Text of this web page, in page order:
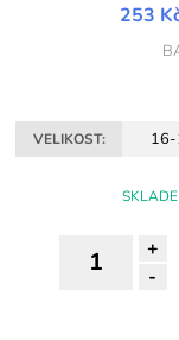
253
VELIKOST:
+
-